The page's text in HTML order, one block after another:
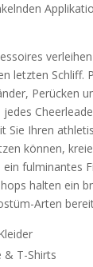
letzten Schliff.
Perücken
Sie Ihren
können,
fulminantes
halten ein
Arten
& T-Shirts